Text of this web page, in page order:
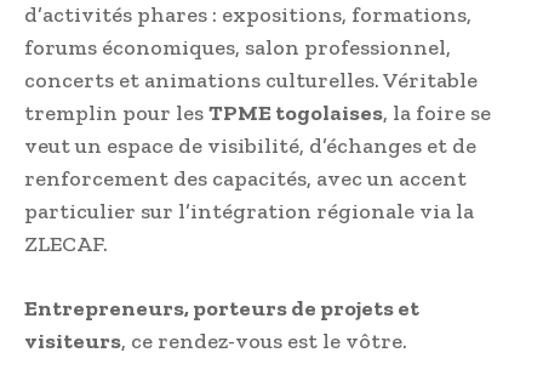
d’activités phares : expositions, formations,
forums économiques, salon professionnel,
concerts et animations culturelles. Véritable
tremplin pour lesTPME togolaises, la foire se
veut un espace de visibilité, d’échanges et de
renforcement des capacités, avec un accent
particulier sur l’intégration régionale via la
ZLECAF.
Entrepreneurs, porteurs de projets et
visiteurs, ce rendez-vous est le vôtre.